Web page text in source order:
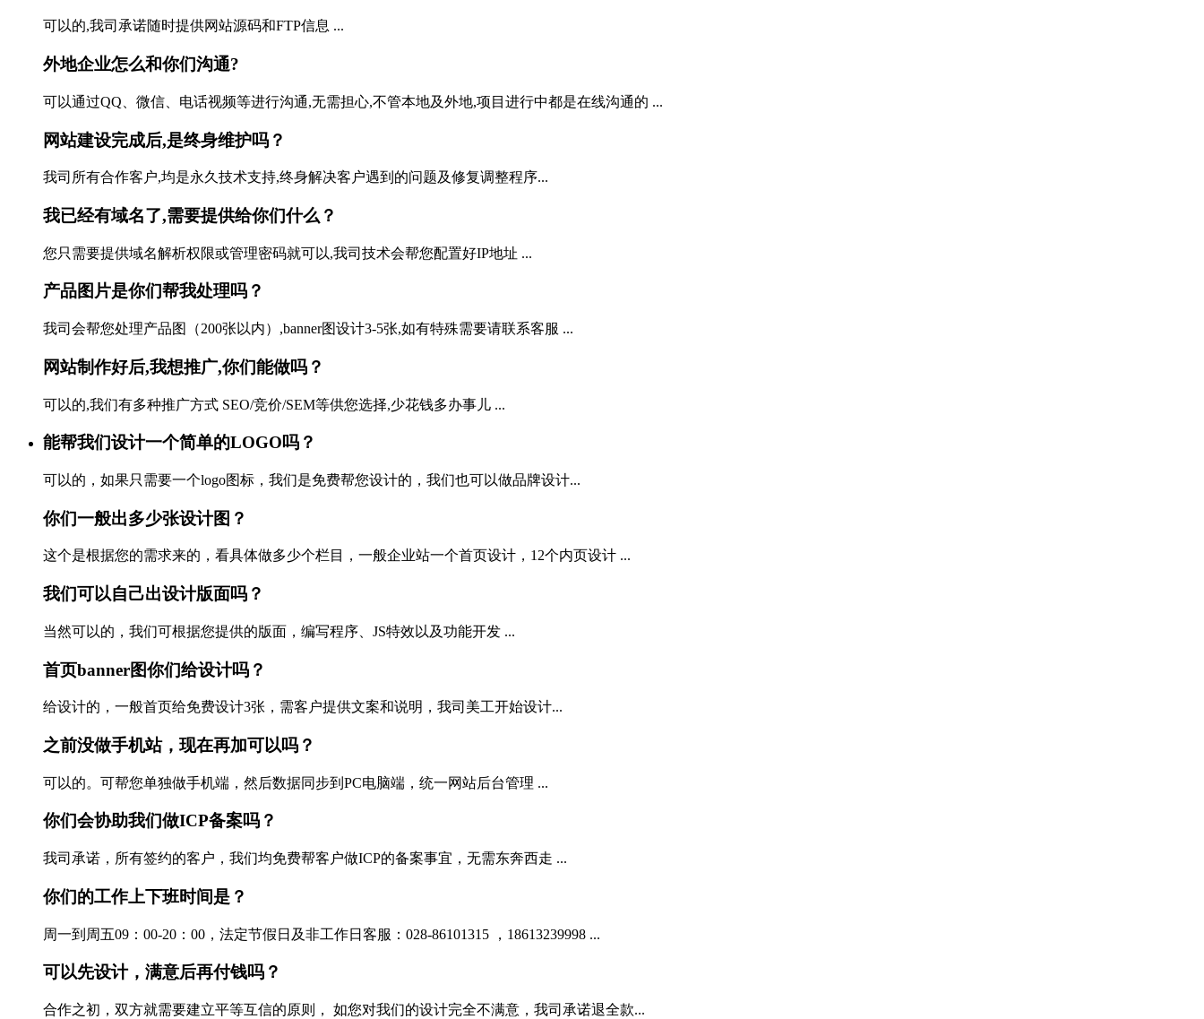
可以的,我司承诺随时提供网站源码和FTP信息 ...
外地企业怎么和你们沟通?
可以通过QQ、微信、电话视频等进行沟通,无需担心,不管本地及外地,项目进行中都是在线沟通的 ...
网站建设完成后,是终身维护吗？
我司所有合作客户,均是永久技术支持,终身解决客户遇到的问题及修复调整程序...
我已经有域名了,需要提供给你们什么？
您只需要提供域名解析权限或管理密码就可以,我司技术会帮您配置好IP地址 ...
产品图片是你们帮我处理吗？
我司会帮您处理产品图（200张以内）,banner图设计3-5张,如有特殊需要请联系客服 ...
网站制作好后,我想推广,你们能做吗？
可以的,我们有多种推广方式 SEO/竞价/SEM等供您选择,少花钱多办事儿 ...
能帮我们设计一个简单的LOGO吗？
可以的，如果只需要一个logo图标，我们是免费帮您设计的，我们也可以做品牌设计...
你们一般出多少张设计图？
这个是根据您的需求来的，看具体做多少个栏目，一般企业站一个首页设计，12个内页设计 ...
我们可以自己出设计版面吗？
当然可以的，我们可根据您提供的版面，编写程序、JS特效以及功能开发 ...
首页banner图你们给设计吗？
给设计的，一般首页给免费设计3张，需客户提供文案和说明，我司美工开始设计...
之前没做手机站，现在再加可以吗？
可以的。可帮您单独做手机端，然后数据同步到PC电脑端，统一网站后台管理 ...
你们会协助我们做ICP备案吗？
我司承诺，所有签约的客户，我们均免费帮客户做ICP的备案事宜，无需东奔西走 ...
你们的工作上下班时间是？
周一到周五09：00-20：00，法定节假日及非工作日客服：028-86101315 ，18613239998 ...
可以先设计，满意后再付钱吗？
合作之初，双方就需要建立平等互信的原则， 如您对我们的设计完全不满意，我司承诺退全款...